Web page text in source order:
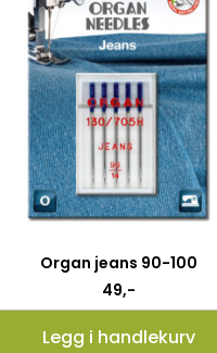
Organ jeans 90-100
49,-
Legg i handlekurv